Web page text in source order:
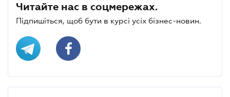
Читайте нас в соцмережах.
Підпишіться, щоб бути в курсі усіх бізнес-новин.